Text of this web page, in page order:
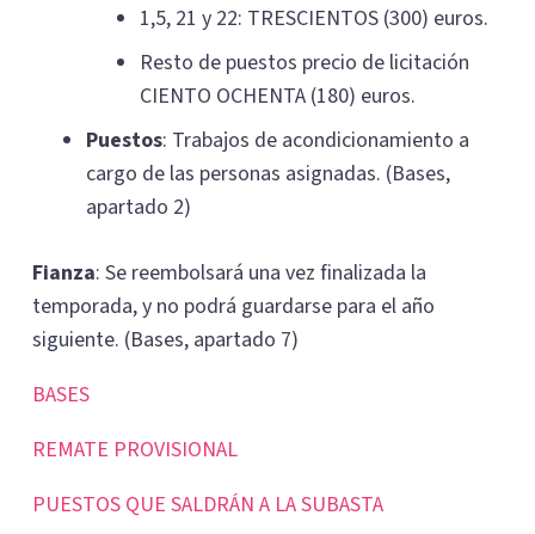
1,5, 21 y 22: TRESCIENTOS (300) euros.
Resto de puestos precio de licitación
CIENTO OCHENTA (180) euros.
Puestos: Trabajos de acondicionamiento a
cargo de las personas asignadas. (Bases,
apartado 2)
Fianza: Se reembolsará una vez finalizada la
temporada, y no podrá guardarse para el año
siguiente. (Bases, apartado 7)
BASES
REMATE PROVISIONAL
PUESTOS QUE SALDRÁN A LA SUBASTA